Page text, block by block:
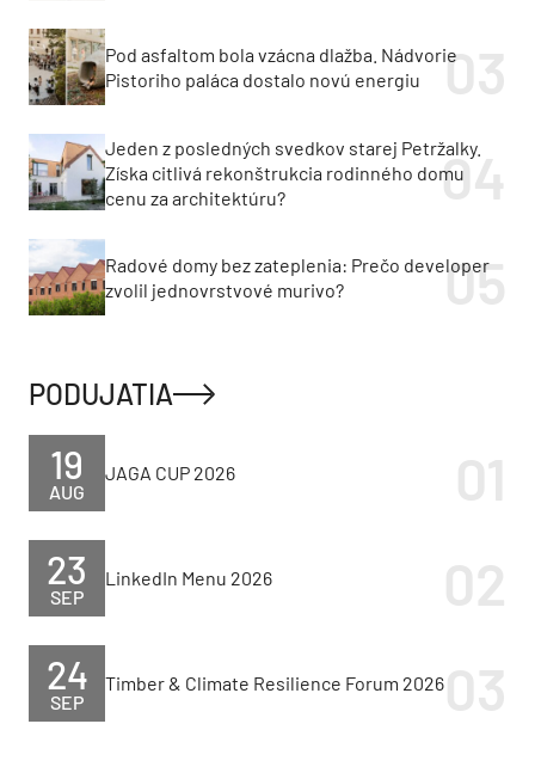
Pod asfaltom bola vzácna dlažba. Nádvorie
Pistoriho paláca dostalo novú energiu
Jeden z posledných svedkov starej Petržalky.
Získa citlivá rekonštrukcia rodinného domu
cenu za architektúru?
Radové domy bez zateplenia: Prečo developer
zvolil jednovrstvové murivo?
PODUJATIA
AUG
19 JAGA CUP 2026
SEP
23 LinkedIn Menu 2026
SEP
24 Timber & Climate Resilience Forum 2026